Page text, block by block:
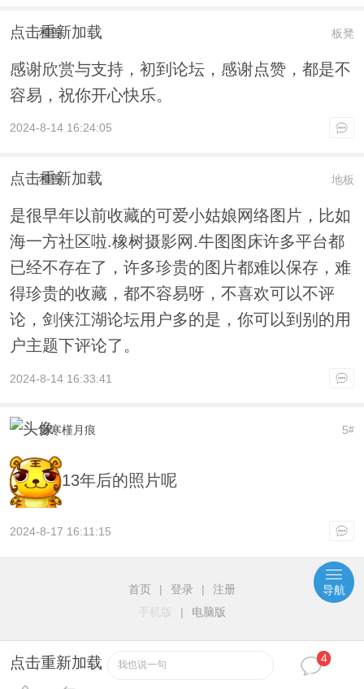
点击重新加载 板凳
和善
感谢欣赏与支持，初到论坛，感谢点赞，都是不
容易，祝你开心快乐。
2024-8-14 16:24:05
点击重新加载 地板
和善
是很早年以前收藏的可爱小姑娘网络图片，比如
海一方社区啦.橡树摄影网.牛图图床许多平台都
已经不存在了，许多珍贵的图片都难以保存，难
得珍贵的收藏，都不容易呀，不喜欢可以不评
论，剑侠江湖论坛用户多的是，你可以到别的用
户主题下评论了。
2024-8-14 16:33:41
5#
影寒槿月痕
13年后的照片呢
2024-8-17 16:11:15
点击重新加载 我也说一句
4
首页 | 登录 |
注册
手机版
| 电脑版
导航